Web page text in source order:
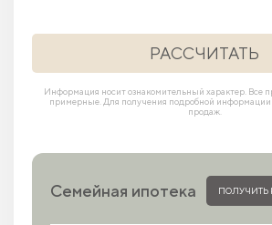
РАССЧИТАТЬ
Информация носит ознакомительный характер. Все
примерные. Для получения подробной информации
продаж.
Семейная ипотека ПОЛУЧИТЬ